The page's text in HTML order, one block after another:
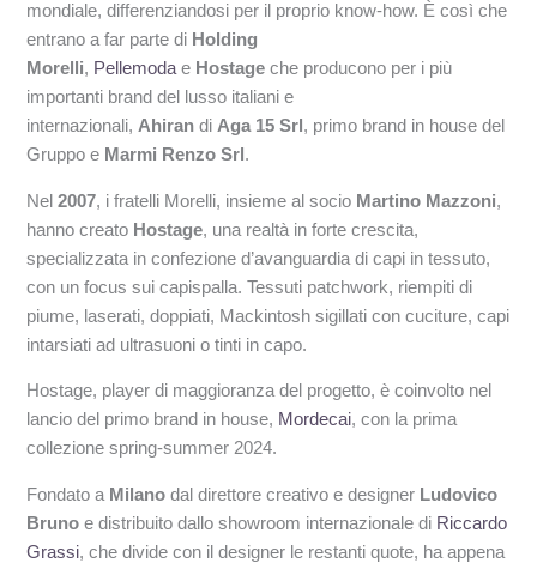
mondiale, differenziandosi per il proprio know-how. È così che
entrano a far parte di Holding
Morelli, Pellemodae Hostage che producono per i più
importanti brand del lusso italiani e
internazionali,Ahiran diAga 15 Srl , primo brand in house del
Gruppo e Marmi Renzo Srl .
Nel2007, i fratelli Morelli, insieme al socio Martino Mazzoni,
hanno creato Hostage, una realtà in forte crescita,
specializzata in confezione d’avanguardia di capi in tessuto,
con un focus sui capispalla. Tessuti patchwork, riempiti di
piume, laserati, doppiati, Mackintosh sigillati con cuciture, capi
intarsiati ad ultrasuoni o tinti in capo.
Hostage, player di maggioranza del progetto, è coinvolto nel
lancio del primo brand in house, Mordecai, con la prima
collezione spring-summer 2024.
Fondato a Milano dal direttore creativo e designer Ludovico
Bruno e distribuito dallo showroom internazionale di Riccardo
Grassi, che divide con il designer le restanti quote, ha appena